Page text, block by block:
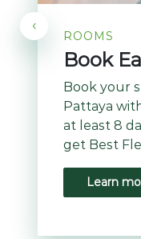
ROOMS
Book
Book your
Pattaya
at least 8
get Best
Learn
‹